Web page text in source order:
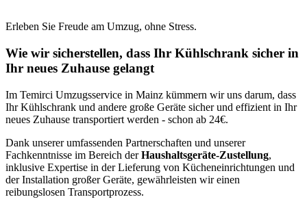
Erleben Sie Freude am Umzug, ohne Stress.
Wie wir sicherstellen, dass Ihr Kühlschrank sicher in
Ihr neues Zuhause gelangt
Im Temirci Umzugsservice in Mainz kümmern wir uns darum, dass
Ihr Kühlschrank und andere große Geräte sicher und effizient in Ihr
neues Zuhause transportiert werden - schon ab 24€.
Dank unserer umfassenden Partnerschaften und unserer
Fachkenntnisse im Bereich derHaushaltsgeräte-Zustellung,
inklusive Expertise in der Lieferung von Kücheneinrichtungen und
der Installation großer Geräte, gewährleisten wir einen
reibungslosen Transportprozess.